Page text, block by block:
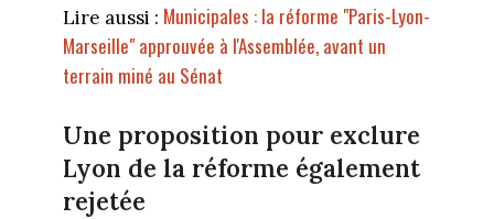
Lire aussi : Municipales : la réforme "Paris-Lyon-
Marseille" approuvée à l'Assemblée, avant un
terrain miné au Sénat
Une proposition pour exclure
Lyon de la réforme également
rejetée